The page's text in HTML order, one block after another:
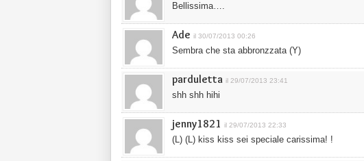
Bellissima….
Ade il 30/07/2013 00:26
Sembra che sta abbronzzata (Y)
parduletta il 29/07/2013 23:41
shh shh hihi
jenny1821 il 29/07/2013 22:33
(L) (L) kiss kiss sei speciale carissima! !